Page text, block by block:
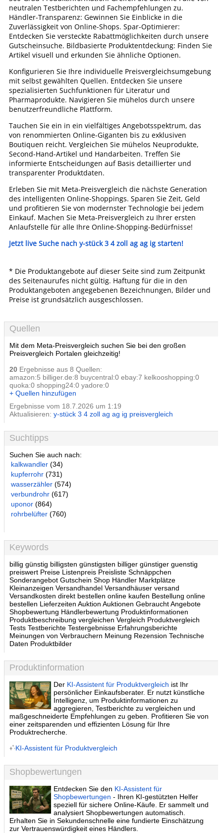
neutralen Testberichten und Fachempfehlungen zu.
Händler-Transparenz: Gewinnen Sie Einblicke in die
Zuverlässigkeit von Online-Shops. Spar-Optimierer:
Entdecken Sie versteckte Rabattmöglichkeiten durch unsere
Gutscheinsuche. Bildbasierte Produktentdeckung: Finden Sie
Artikel visuell und erkunden Sie ähnliche Optionen.
Konfigurieren Sie Ihre individuelle Preisvergleichsumgebung
mit selbst gewählten Quellen. Entdecken Sie unsere
spezialisierten Suchfunktionen für Literatur und
Pharmaprodukte. Navigieren Sie mühelos durch unsere
benutzerfreundliche Plattform.
Tauchen Sie ein in ein vielfältiges Angebotsspektrum, das
von renommierten Online-Giganten bis zu exklusiven
Boutiquen reicht. Vergleichen Sie mühelos Neuprodukte,
Second-Hand-Artikel und Handarbeiten. Treffen Sie
informierte Entscheidungen auf Basis detaillierter und
transparenter Produktdaten.
Erleben Sie mit Meta-Preisvergleich die nächste Generation
des intelligenten Online-Shoppings. Sparen Sie Zeit, Geld
und profitieren Sie von modernster Technologie bei jedem
Einkauf. Machen Sie Meta-Preisvergleich zu Ihrer ersten
Anlaufstelle für alle Ihre Online-Shopping-Bedürfnisse!
Jetzt live Suche nach y-stück 3 4 zoll ag ag ig starten!
* Die Produktangebote auf dieser Seite sind zum Zeitpunkt
des Seitenaurufes nicht gültig. Haftung für die in den
Produktangeboten angegebenen Bezeichnungen, Bilder und
Preise ist grundsätzlich ausgeschlossen.
Quellen
Mit dem Meta-Preisvergleich suchen Sie bei den großen
Preisvergleich Portalen gleichzeitig!
20 Ergebnisse aus 8 Quellen:
amazon:5 billiger.de:8 buycentral:0 ebay:7 kelkooshopping:0
quoka:0 shopping24:0 yadore:0
+ Quellen hinzufügen
Ergebnisse vom 18.7.2026 um 1:19
Aktualisieren: y-stück 3 4 zoll ag ag ig preisvergleich
Suchtipps
Suchen Sie auch nach:
kalkwandler (34)
kupferrohr (731)
wasserzähler (574)
verbundrohr (617)
uponor (864)
rohrbelüfter (760)
Keywords
billig günstig billigsten günstigsten billiger günstiger guenstig
preiswert Preise Listenpreis Preisliste Schnäppchen
Sonderangebot Gutschein Shop Händler Marktplätze
Kleinanzeigen Versandhandel Versandhäuser versand
Versandkosten direkt bestellen online kaufen Bestellung online
bestellen Lieferzeiten Auktion Auktionen Gebraucht Angebote
Shopbewertung Händlerbewertung Produktinformationen
Produktbeschreibung vergleichen Vergleich Produktvergleich
Tests Testberichte Testergebnisse Erfahrungsberichte
Meinungen von Verbrauchern Meinung Rezension Technische
Daten Produktbilder
Produktinformation
Der KI-Assistent für Produktvergleich ist Ihr
persönlicher Einkaufsberater. Er nutzt künstliche
Intelligenz, um Produktinformationen zu
aggregieren, Testberichte zu vergleichen und
maßgeschneiderte Empfehlungen zu geben. Profitieren Sie von
einer zeitsparenden und effizienten Lösung für Ihre
Produktrecherche.
KI-Assistent für Produktvergleich
Shopbewertungen
Entdecken Sie den KI-Assistent für
Shopbewertungen - Ihren KI-gestützten Helfer
speziell für sichere Online-Käufe. Er sammelt und
analysiert Shopbewertungen automatisch.
Erhalten Sie in Sekundenschnelle eine fundierte Einschätzung
zur Vertrauenswürdigkeit eines Händlers.